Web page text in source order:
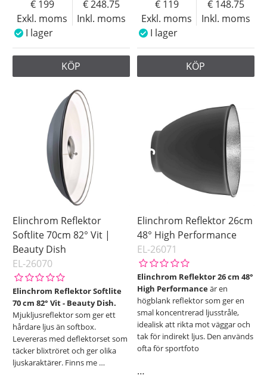
Exkl. moms
199
Inkl. moms
248.75
I lager
KÖP
Exkl. moms
119
Inkl. moms
148.75
I lager
KÖP
Elinchrom Reflektor
Softlite 70cm 82° Vit |
Beauty Dish
EL-26070
Elinchrom Reflektor Softlite
70 cm 82° Vit - Beauty Dish.
Mjukljusreflektor som ger ett
hårdare ljus än softbox.
Levereras med deflektorset som
täcker blixtröret och ger olika
ljuskaraktärer. Finns me …
Elinchrom Reflektor 26cm
48° High Performance
EL-26071
Elinchrom Reflektor 26 cm 48°
High Performanceär en
högblank reflektor som ger en
smal koncentrerad ljusstråle,
idealisk att rikta mot väggar och
tak för indirekt ljus. Den används
ofta för sportfoto
…